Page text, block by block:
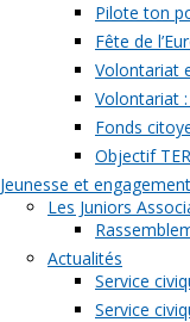
Pilote ton
Fête de
Volontariat
Volontariat
Fonds
Objectif
Jeunesse et engagement
Les Juniors
Actualités
Service
Service